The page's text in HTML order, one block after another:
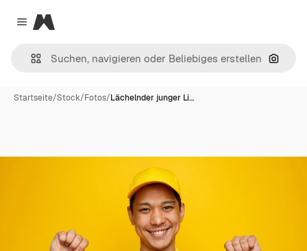
Close menu
Magnific
Nach
Startseite/Stock/Fotos/Lächelnder junger Li…